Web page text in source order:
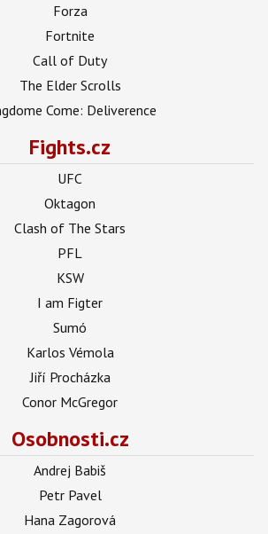
Forza
Fortnite
Call of Duty
The Elder Scrolls
Come: Deliverence
Fights.cz
UFC
Oktagon
Clash of The Stars
PFL
KSW
I am Figter
Sumó
Karlos Vémola
Jiří Procházka
Conor McGregor
Osobnosti.cz
Andrej Babiš
Petr Pavel
Hana Zagorová